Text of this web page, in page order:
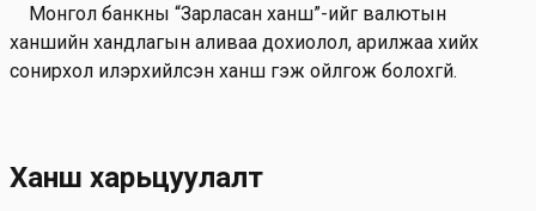
Монгол банкны “Зарласан ханш”-ийг валютын
ханшийн хандлагын аливаа дохиолол, арилжаа хийх
сонирхол илэрхийлсэн ханш гэж ойлгож болохгүй.
Ханш харьцуулалт